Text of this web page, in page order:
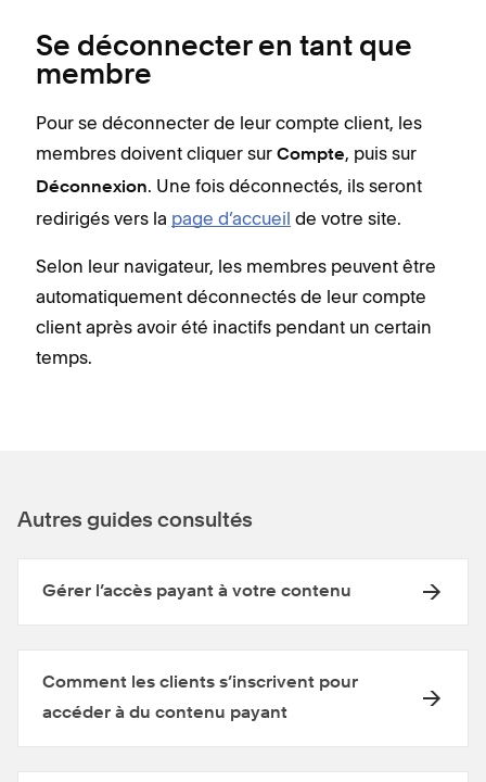
Se déconnecter en tant que
membre
Pour se déconnecter de leur compte client, les
membres doivent cliquer sur Compte, puis sur
Déconnexion. Une fois déconnectés, ils seront
redirigés vers la page d’accueil de votre site.
Selon leur navigateur, les membres peuvent être
automatiquement déconnectés de leur compte
client après avoir été inactifs pendant un certain
temps.
Autres guides consultés
Gérer l’accès payant à votre contenu
Comment les clients s’inscrivent pour
accéder à du contenu payant